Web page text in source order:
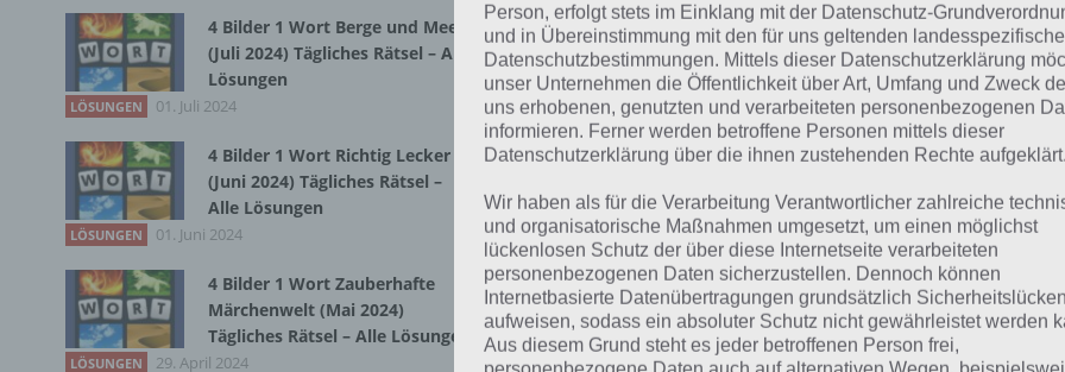
Rätsel aus dem Jahr 2023:Schau mal, was vor einem Jahr,
gesucht war
Zur Übersicht:4 Bilder 1 Wort Lösungen zu Richtig Lecker
4 Bilder 1 Wort Berge und Meer
(Juli 2024) Tägliches Rätsel – Alle
Lösungen
LÖSUNGEN 01. Juli 2024
4 Bilder 1 Wort Richtig Lecker
(Juni 2024) Tägliches Rätsel –
Alle Lösungen
LÖSUNGEN 01. Juni 2024
4 Bilder 1 Wort Zauberhafte
Märchenwelt (Mai 2024)
Tägliches Rätsel – Alle Lösungen
LÖSUNGEN 29. April 2024
Person, erfolgt stets im Einklang mit der Datenschutz-
und in Übereinstimmung mit den für uns geltenden
Datenschutzbestimmungen. Mittels dieser Datenschutzerklärung
unser Unternehmen die Öffentlichkeit über Art, Umfang und Zweck
uns erhobenen, genutzten und verarbeiteten personenbezogenen
informieren. Ferner werden betroffene Personen mittels dieser
Datenschutzerklärung über die ihnen zustehenden Rechte aufgeklärt.
Wir haben als für die Verarbeitung Verantwortlicher zahlreiche
und organisatorische Maßnahmen umgesetzt, um einen möglichst
lückenlosen Schutz der über diese Internetseite verarbeiteten
personenbezogenen Daten sicherzustellen. Dennoch können
Internetbasierte Datenübertragungen grundsätzlich Sicherheitslücken
aufweisen, sodass ein absoluter Schutz nicht gewährleistet werden
Aus diesem Grund steht es jeder betroffenen Person frei,